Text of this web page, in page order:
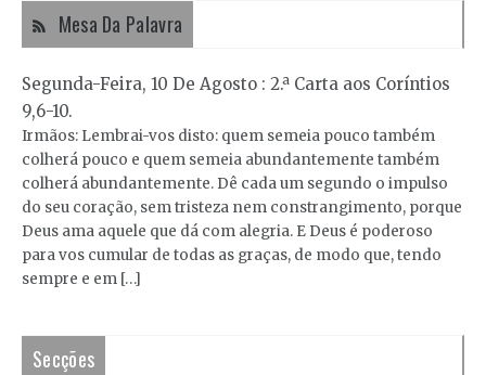
Mesa Da Palavra
Segunda-Feira, 10 De Agosto : 2.ª Carta aos Coríntios
9,6-10.
Irmãos: Lembrai-vos disto: quem semeia pouco também
colherá pouco e quem semeia abundantemente também
colherá abundantemente. Dê cada um segundo o impulso
do seu coração, sem tristeza nem constrangimento, porque
Deus ama aquele que dá com alegria. E Deus é poderoso
para vos cumular de todas as graças, de modo que, tendo
sempre e em […]
Secções